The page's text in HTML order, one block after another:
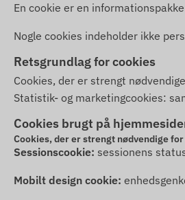
En cookie er en
Nogle cookies indeholder ikke
Retsgrundlag for cookies
Cookies, der er strengt
Statistik- og marketingcookies:
Cookies brugt på
Cookies, der er strengt nødvendige
Sessionscookie: sessionens
Mobilt design cookie: